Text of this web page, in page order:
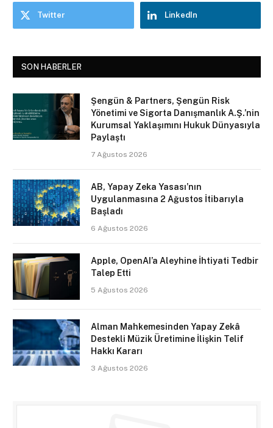
Twitter LinkedIn
SON HABERLER
Şengün & Partners, Şengün Risk
Yönetimi ve Sigorta Danışmanlık A.Ş.’nin
Kurumsal Yaklaşımını Hukuk Dünyasıyla
Paylaştı
7 Ağustos 2026
AB, Yapay Zeka Yasası’nın
Uygulanmasına 2 Ağustos İtibarıyla
Başladı
6 Ağustos 2026
Apple, OpenAI’a Aleyhine İhtiyati Tedbir
Talep Etti
5 Ağustos 2026
Alman Mahkemesinden Yapay Zekâ
Destekli Müzik Üretimine İlişkin Telif
Hakkı Kararı
3 Ağustos 2026